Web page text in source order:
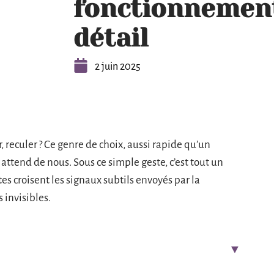
détail
2 juin 2025
? Ce genre de choix, aussi rapide qu’un
de nous. Sous ce simple geste, c’est tout un
croisent les signaux subtils envoyés par la
invisibles.